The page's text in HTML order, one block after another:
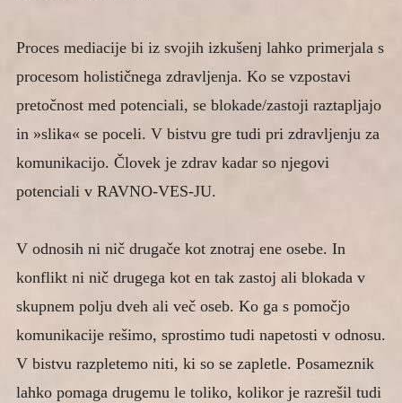
Proces mediacije bi iz svojih izkušenj lahko primerjala s
procesom holističnega zdravljenja. Ko se vzpostavi
pretočnost med potenciali, se blokade/zastoji raztapljajo
in »slika« se poceli. V bistvu gre tudi pri zdravljenju za
komunikacijo. Človek je zdrav kadar so njegovi
potenciali v RAVNO-VES-JU.
V odnosih ni nič drugače kot znotraj ene osebe. In
konflikt ni nič drugega kot en tak zastoj ali blokada v
skupnem polju dveh ali več oseb. Ko ga s pomočjo
komunikacije rešimo, sprostimo tudi napetosti v odnosu.
V bistvu razpletemo niti, ki so se zapletle. Posameznik
lahko pomaga drugemu le toliko, kolikor je razrešil tudi